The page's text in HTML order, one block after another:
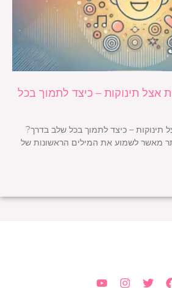
אצל תינוקות – כיצד לתמוך בכל
– כיצד לתמוך בכל שלב בדרך?
מאשר לשמוע את המילים הראשונות של